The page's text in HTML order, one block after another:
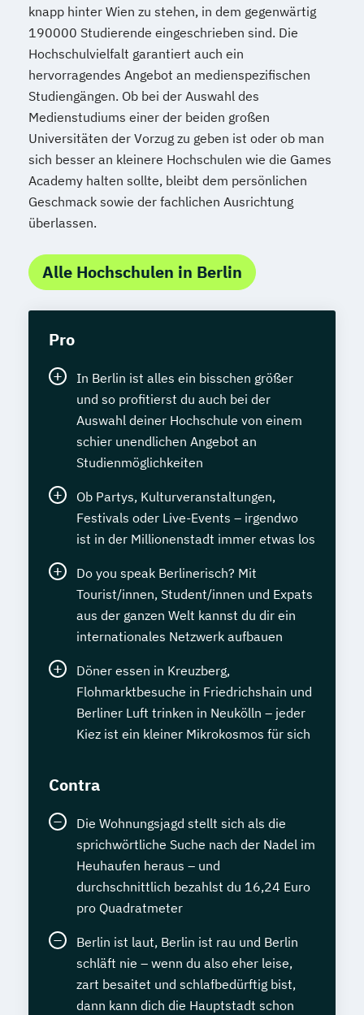
knapp hinter Wien zu stehen, in dem gegenwärtig
190000 Studierende eingeschrieben sind. Die
Hochschulvielfalt garantiert auch ein
hervorragendes Angebot an medienspezifischen
Studiengängen. Ob bei der Auswahl des
Medienstudiums einer der beiden großen
Universitäten der Vorzug zu geben ist oder ob man
sich besser an kleinere Hochschulen wie die Games
Academy halten sollte, bleibt dem persönlichen
Geschmack sowie der fachlichen Ausrichtung
überlassen.
Alle Hochschulen in Berlin
Pro
In Berlin ist alles ein bisschen größer
und so profitierst du auch bei der
Auswahl deiner Hochschule von einem
schier unendlichen Angebot an
Studienmöglichkeiten
Ob Partys, Kulturveranstaltungen,
Festivals oder Live-Events – irgendwo
ist in der Millionenstadt immer etwas los
Do you speak Berlinerisch? Mit
Tourist/innen, Student/innen und Expats
aus der ganzen Welt kannst du dir ein
internationales Netzwerk aufbauen
Döner essen in Kreuzberg,
Flohmarktbesuche in Friedrichshain und
Berliner Luft trinken in Neukölln – jeder
Kiez ist ein kleiner Mikrokosmos für sich
Contra
Die Wohnungsjagd stellt sich als die
sprichwörtliche Suche nach der Nadel im
Heuhaufen heraus – und
durchschnittlich bezahlst du 16,24 Euro
pro Quadratmeter
Berlin ist laut, Berlin ist rau und Berlin
schläft nie – wenn du also eher leise,
zart besaitet und schlafbedürftig bist,
dann kann dich die Hauptstadt schon